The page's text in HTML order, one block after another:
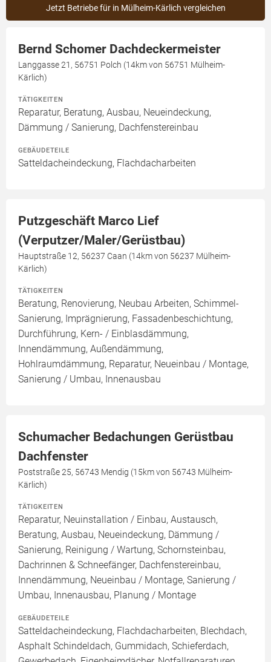
Jetzt Betriebe für in Mülheim-Kärlich vergleichen
Bernd Schomer Dachdeckermeister
Langgasse 21, 56751 Polch (14km von 56751 Mülheim-
Kärlich)
TÄTIGKEITEN
Reparatur, Beratung, Ausbau, Neueindeckung,
Dämmung / Sanierung, Dachfenstereinbau
GEBÄUDETEILE
Satteldacheindeckung, Flachdacharbeiten
Putzgeschäft Marco Lief
(Verputzer/Maler/Gerüstbau)
Hauptstraße 12, 56237 Caan (14km von 56237 Mülheim-
Kärlich)
TÄTIGKEITEN
Beratung, Renovierung, Neubau Arbeiten, Schimmel-
Sanierung, Imprägnierung, Fassadenbeschichtung,
Durchführung, Kern- / Einblasdämmung,
Innendämmung, Außendämmung,
Hohlraumdämmung, Reparatur, Neueinbau / Montage,
Sanierung / Umbau, Innenausbau
Schumacher Bedachungen Gerüstbau
Dachfenster
Poststraße 25, 56743 Mendig (15km von 56743 Mülheim-
Kärlich)
TÄTIGKEITEN
Reparatur, Neuinstallation / Einbau, Austausch,
Beratung, Ausbau, Neueindeckung, Dämmung /
Sanierung, Reinigung / Wartung, Schornsteinbau,
Dachrinnen & Schneefänger, Dachfenstereinbau,
Innendämmung, Neueinbau / Montage, Sanierung /
Umbau, Innenausbau, Planung / Montage
GEBÄUDETEILE
Satteldacheindeckung, Flachdacharbeiten, Blechdach,
Asphalt Schindeldach, Gummidach, Schieferdach,